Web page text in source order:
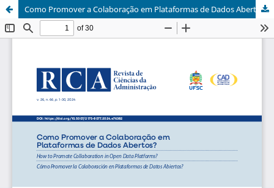
Como Promover a Colaboração em Plataformas de Dados Abertos?